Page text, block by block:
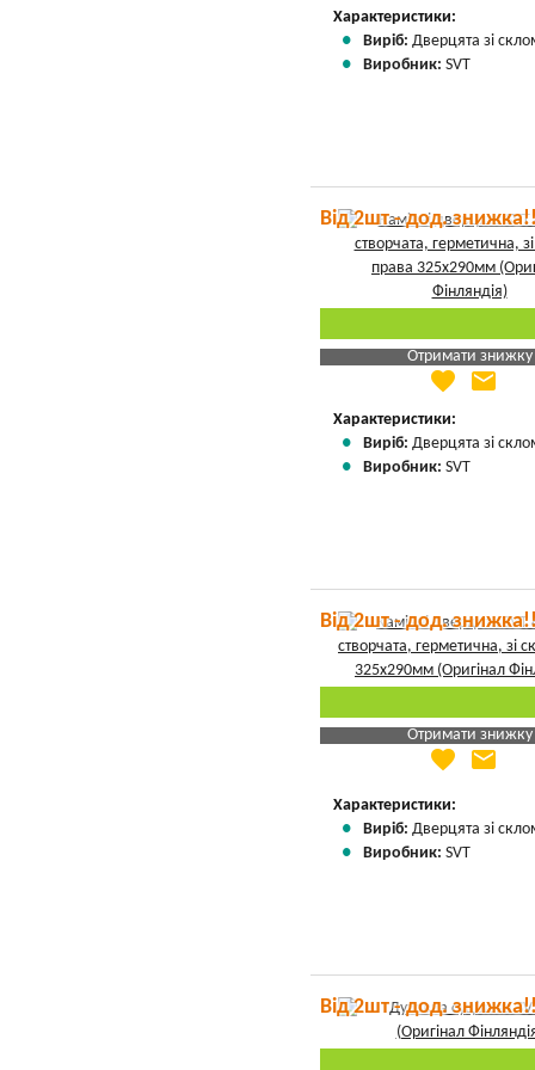
Характеристики:
Виріб: Дверцята зі
Виробник: SVT
Від 2шт - дод.
Отримати знижку
Яка Ваша ціна
Вказати мою ціну
favorite email
Характеристики:
Виріб: Дверцята зі
Виробник: SVT
Від 2шт - дод.
Отримати знижку
Яка Ваша ціна
favorite email
Характеристики:
Виріб: Дверцята зі
Виробник: SVT
Від 2шт - дод.